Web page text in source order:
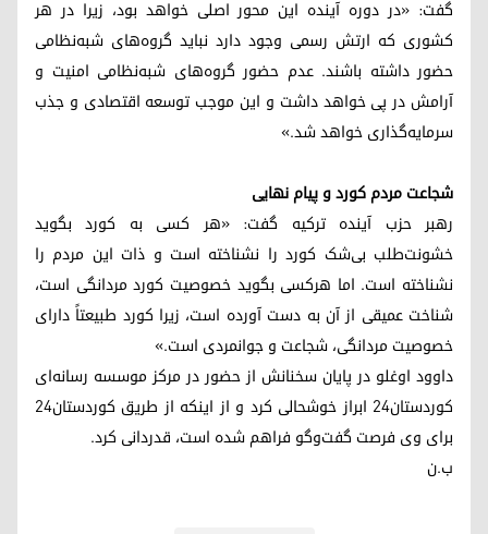
گفت: «در دوره آینده این محور اصلی خواهد بود، زیرا در هر
کشوری که ارتش رسمی وجود دارد نباید گروه‌های شبه‌نظامی
حضور داشته باشند. عدم حضور گروه‌‌های شبه‌نظامی امنیت و
آرامش در پی خواهد داشت و این موجب توسعه اقتصادی و جذب
سرمایه‌گذاری خواهد شد.»
شجاعت مردم کورد و پیام نهایی
رهبر حزب آینده ترکیه گفت: «هر کسی به کورد بگوید
خشونت‌طلب بی‌شک کورد را نشناخته است و ذات این مردم را
نشناخته است. اما هرکسی بگوید خصوصیت کورد مردانگی است،
شناخت عمیقی از آن به دست آورده است، زیرا کورد طبیعتاً دارای
خصوصیت مردانگی، شجاعت و جوانمردی است.»
داوود اوغلو در پایان سخنانش از حضور در مرکز موسسه رسانه‌ای
کوردستان۲۴ ابراز خوشحالی کرد و از اینکه از طریق کوردستان۲۴
برای وی فرصت گفت‌وگو فراهم شده است، قدردانی کرد.
ب.ن